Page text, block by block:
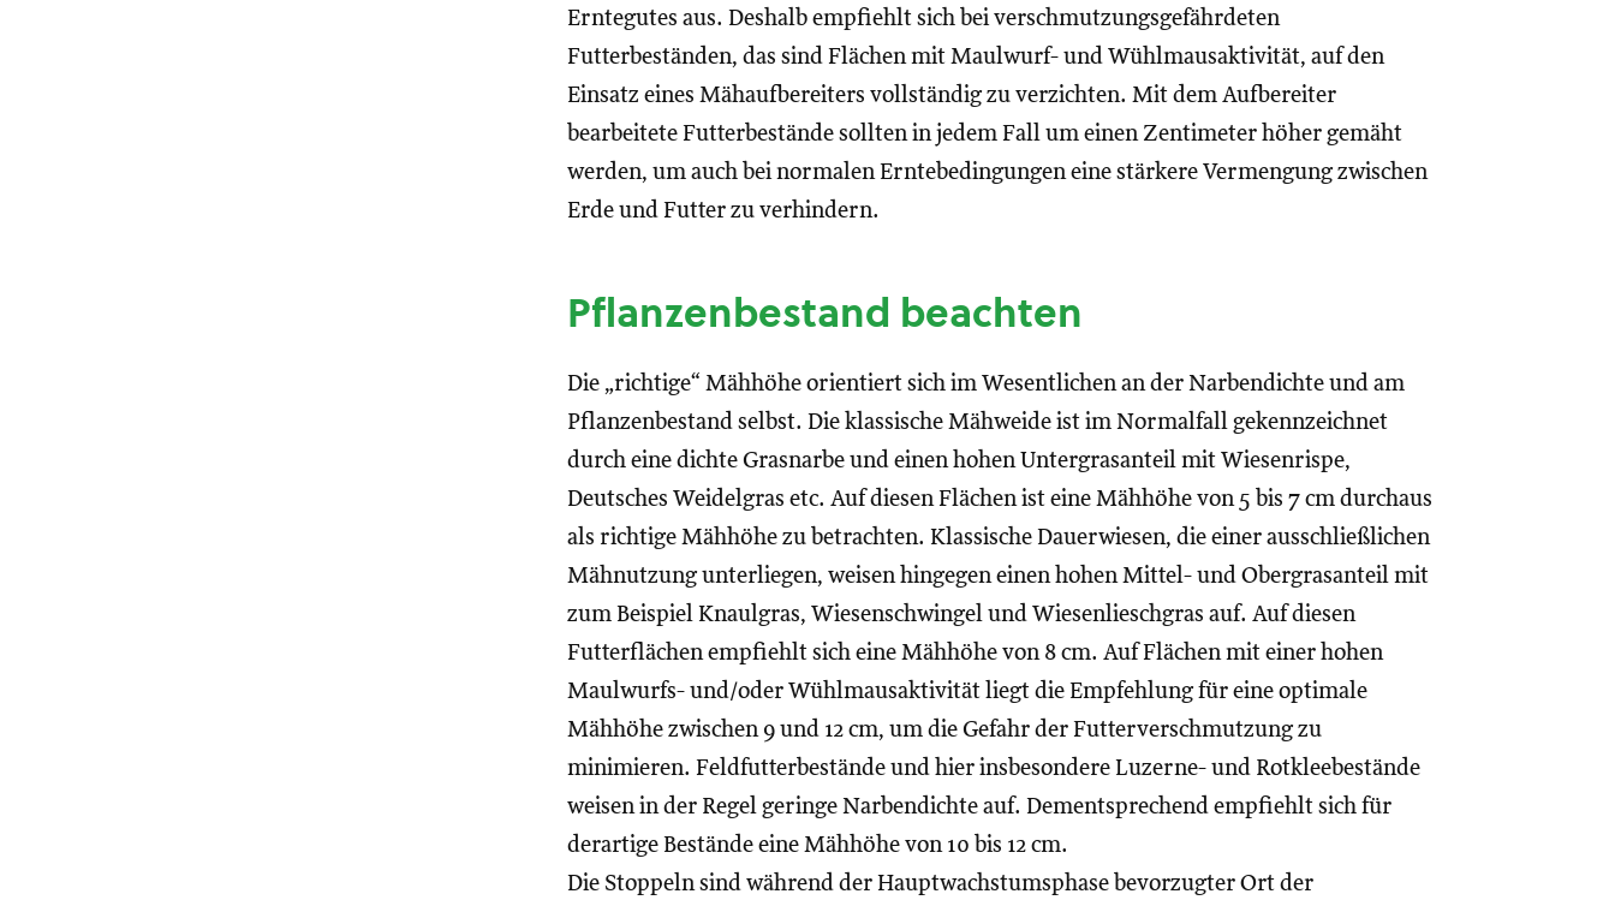
Erntegutes aus. Deshalb empfiehlt sich bei verschmutzungsgefährdeten
Futterbeständen, das sind Flächen mit Maulwurf- und Wühlmausaktivität, auf den
Einsatz eines Mähaufbereiters vollständig zu verzichten. Mit dem Aufbereiter
bearbeitete Futterbestände sollten in jedem Fall um einen Zentimeter höher gemäht
werden, um auch bei normalen Erntebedingungen eine stärkere Vermengung zwischen
Erde und Futter zu verhindern.
Pflanzenbestand beachten
Die „richtige“ Mähhöhe orientiert sich im Wesentlichen an der Narbendichte und am
Pflanzenbestand selbst. Die klassische Mähweide ist im Normalfall gekennzeichnet
durch eine dichte Grasnarbe und einen hohen Untergrasanteil mit Wiesenrispe,
Deutsches Weidelgras etc. Auf diesen Flächen ist eine Mähhöhe von 5 bis 7 cm durchaus
als richtige Mähhöhe zu betrachten. Klassische Dauerwiesen, die einer ausschließlichen
Mähnutzung unterliegen, weisen hingegen einen hohen Mittel- und Obergrasanteil mit
zum Beispiel Knaulgras, Wiesenschwingel und Wiesenlieschgras auf. Auf diesen
Futterflächen empfiehlt sich eine Mähhöhe von 8 cm. Auf Flächen mit einer hohen
Maulwurfs- und/oder Wühlmausaktivität liegt die Empfehlung für eine optimale
Mähhöhe zwischen 9 und 12 cm, um die Gefahr der Futterverschmutzung zu
minimieren. Feldfutterbestände und hier insbesondere Luzerne- und Rotkleebestände
weisen in der Regel geringe Narbendichte auf. Dementsprechend empfiehlt sich für
derartige Bestände eine Mähhöhe von 10 bis 12 cm.
Die Stoppeln sind während der Hauptwachstumsphase bevorzugter Ort der